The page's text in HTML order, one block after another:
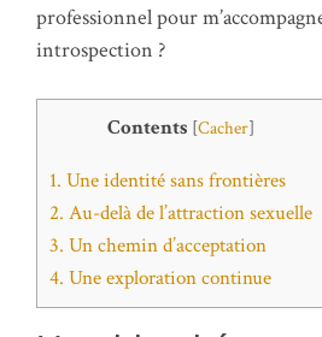
professionnel pour
introspection ?
Contents [Cacher]
1. Une identité sans frontières
2. Au-delà de l’attraction sexuelle
3. Un chemin d’acceptation
4. Une exploration continue